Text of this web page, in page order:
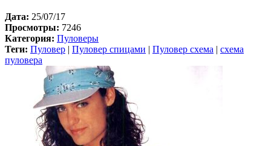
Дата: 25/07/17
Просмотры: 7246
Категория: Пуловеры
Теги: Пуловер Пуловер спицами Пуловер схема
схема
пуловера